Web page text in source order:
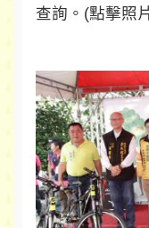
查詢。(點擊照